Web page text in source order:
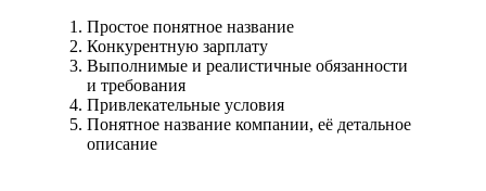
Простое понятное название
Конкурентную зарплату
Выполнимые и реалистичные обязанности
и требования
Привлекательные условия
Понятное название компании, её детальное
описание